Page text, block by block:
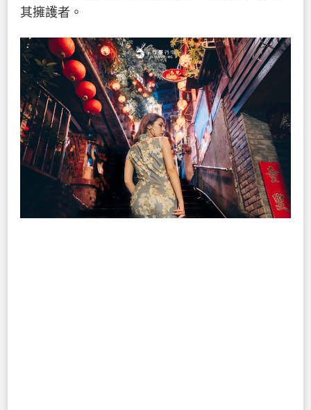
其擁護者。